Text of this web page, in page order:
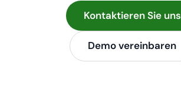
Kontaktieren Sie uns
Demo vereinbaren